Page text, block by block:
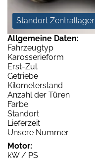
Standort Zentrallager
Allgemeine Daten:
Fahrzeugtyp
Karosserieform
Erst-Zul.
Getriebe
Kilometerstand
Anzahl der Türen
Farbe
Standort
Lieferzeit
Unsere Nummer
Motor:
kW / PS